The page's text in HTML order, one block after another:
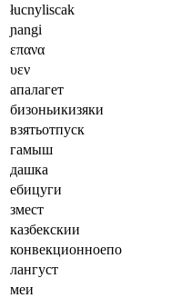
łucnyliscak
ɲangi
επανα
υεν
апалагет
бизоньикизяки
взятьотпуск
гамыш
дашка
ебицуги
змест
казбекскии
конвекционноепо
лангуст
меи